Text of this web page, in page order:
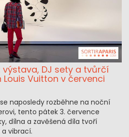
DJ sety a tvůrčí
Vuitton v červenci
naposledy rozběhne na noční
tento pátek 3. července
dílna a zavěšená díla tvoří
vibrací.